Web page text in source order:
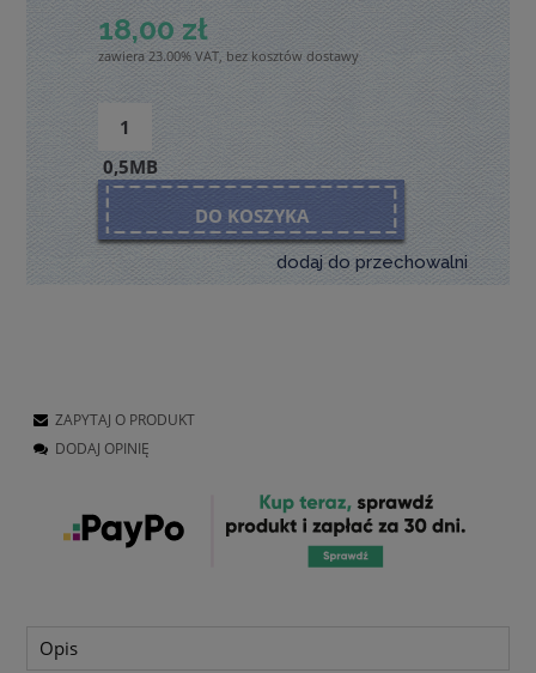
18,00 zł
zawiera 23.00% VAT, bez kosztów dostawy
0,5MB
DO KOSZYKA
dodaj do przechowalni
ZAPYTAJ O PRODUKT
DODAJ OPINIĘ
Opis